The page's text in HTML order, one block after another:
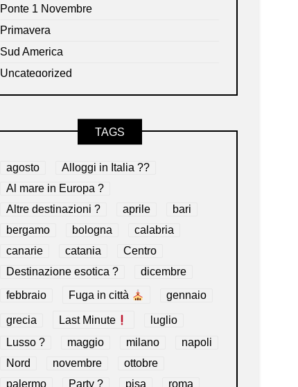
Ponte 1 Novembre
Primavera
Sud America
Uncategorized
TAGS
agosto
Alloggi in Italia ??
Al mare in Europa ?️
Altre destinazioni ?
aprile
bari
bergamo
bologna
calabria
canarie
catania
Centro
Destinazione esotica ?
dicembre
febbraio Fuga in città gennaio
grecia Last Minute
luglio
Lusso ?
maggio milano
napoli
Nord
novembre
ottobre
palermo
Party ? pisa roma